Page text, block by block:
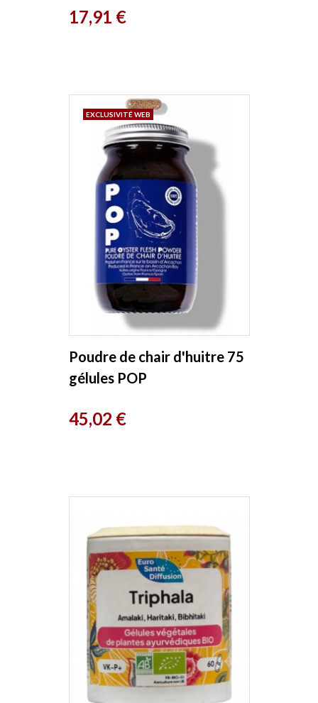
Prix
17,91 €
Poudre de chair d'huitre 75
gélules POP
Prix
45,02 €
EXCLUSIVITÉ WEB